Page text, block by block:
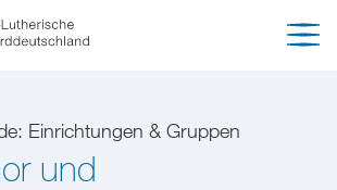
Einrichtungen & Gruppen
und